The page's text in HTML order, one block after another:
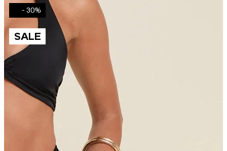
30% -
SALE